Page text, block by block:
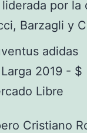
por la
Barzagli y
Cristiano